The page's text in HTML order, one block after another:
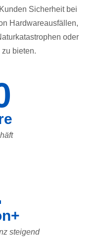
Sicherheit bei
Hardwareausfällen,
oder
bieten.
steigend